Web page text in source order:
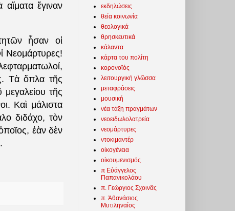
ἔγιναν
ἦσαν οἱ
Νεομάρτυρες!
Τὰ ὅπλα τῆς
τῆς
Καὶ μάλιστα
διδάχο, τὸν
ἐὰν δὲν
εκδηλώσεις
θεία κοινωνία
θεολογικά
θρησκευτικά
κάλαντα
κάρτα του πολίτη
κορονοϊός
λειτουργική γλῶσσα
μεταφράσεις
μουσική
νέα τάξη πραγμάτων
νεοειδωλολατρεία
νεομάρτυρες
ντοκιμαντέρ
οἰκογένεια
οἰκουμενισμός
π Εὐάγγελος
Παπανικολάου
π. Γεώργιος Σχοινᾶς
π. Ἀθανάσιος
Μυτιληναίος